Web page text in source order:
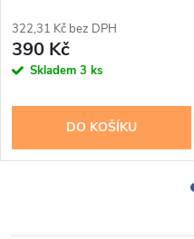
322,31 Kč bez DPH
390 Kč
Skladem 3 ks
DO KOŠÍKU